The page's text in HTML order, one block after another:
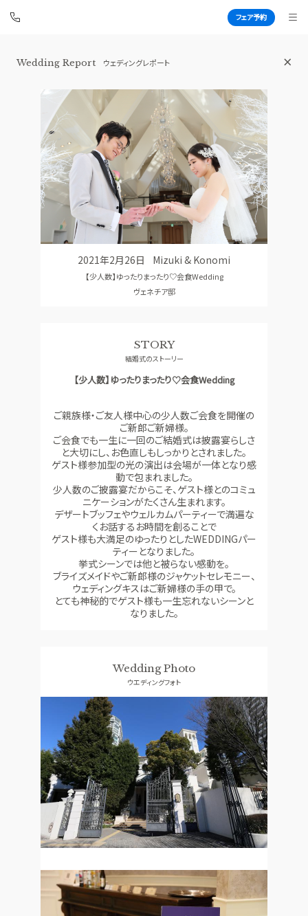
フェア予約
横浜 アートグレイス ポートサイドヴィ
BEST BRIDAL
TOP
トップ
BRIDAL FAIR
ブライダルフェア
FAIR INFO
ブライダルフェアの魅力をご案内
WEDDING REPORT
体験者レポート
PHOTO GALLERY
フォトギャラリー
PLAN
プラン
CEREMONY
披露宴会場
ACCESS
アクセス
GUEST QA
SUPPORT
お手伝い
資料請求 お問い合わせ フェア予約
Wedding Report ウェディングレポート
2021年2月26日 Mizuki & Konomi
【少人数】ゆったりまったり♡会食Wedding
ヴェネチア邸
STORY
結婚式のストーリー
【少人数】ゆったりまったり♡会食Wedding
ご親族様・ご友人様中心の少人数ご会食を開催の
ご新郎ご新婦様。
ご会食でも一生に一回のご結婚式は披露宴らしさ
と大切にし、お色直しもしっかりとされました。
ゲスト様参加型の光の演出は会場が一体となり感
動で包まれました。
少人数のご披露宴だからこそ、ゲスト様とのコミュ
ニケーションがたくさん生まれます。
デザートブッフェやウェルカムパーティーで満遍な
くお話するお時間を創ることで
ゲスト様も大満足のゆったりとしたWEDDINGパー
ティーとなりました。
挙式シーンでは他と被らない感動を。
ブライズメイドやご新郎様のジャケットセレモニー、
ウェディングキスはご新婦様の手の甲で。
とても神秘的でゲスト様も一生忘れないシーンと
なりました。
Wedding Photo
ウエディングフォト